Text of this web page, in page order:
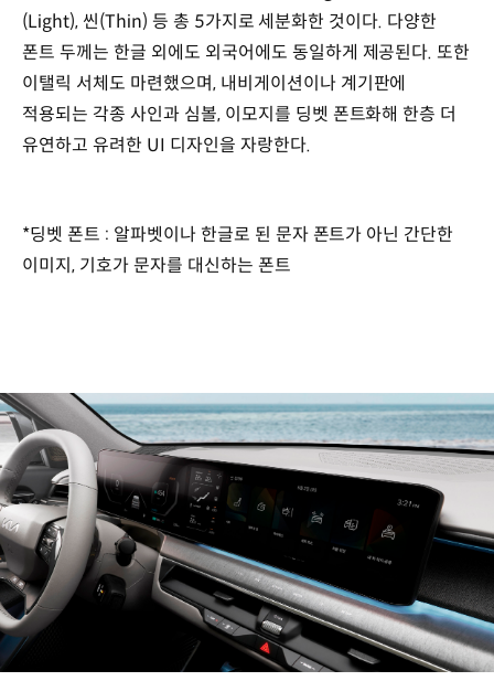
(Light), 씬(Thin) 등 총 5가지로 세분화한 것이다. 다양한
폰트 두께는 한글 외에도 외국어에도 동일하게 제공된다. 또한
이탤릭 서체도 마련했으며, 내비게이션이나 계기판에
적용되는 각종 사인과 심볼, 이모지를 딩벳 폰트화해 한층 더
유연하고 유려한 UI 디자인을 자랑한다.
*딩벳 폰트 : 알파벳이나 한글로 된 문자 폰트가 아닌 간단한
이미지, 기호가 문자를 대신하는 폰트